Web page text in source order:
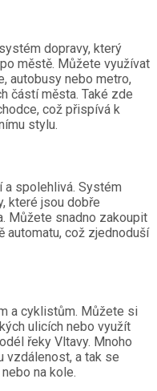
dopravy, který
městě. Můžete využívat
autobusy nebo metro,
částí města. Také zde
což přispívá k
stylu.
a spolehlivá. Systém
které jsou dobře
Můžete snadno zakoupit
automatu, což zjednoduší
a cyklistům. Můžete si
ulicích nebo využít
řeky Vltavy. Mnoho
vzdálenost, a tak se
na kole.